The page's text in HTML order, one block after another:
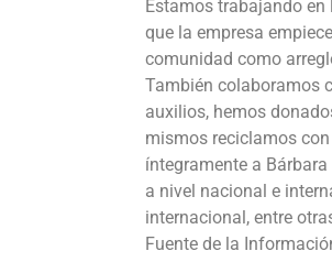
Estamos trabajando
que la empresa
comunidad como
También colaboramos
auxilios, hemos
mismos reciclamos
íntegramente a
a nivel nacional e
internacional, entre
Fuente de la